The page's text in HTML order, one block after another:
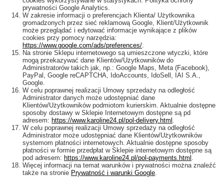
prywatności Google Analytics.
W zakresie informacji o preferencjach Klienta/ Użytkownika
gromadzonych przez sieć reklamową Google, Klient/Użytkownik
może przeglądać i edytować informacje wynikające z plików
cookies przy pomocy narzędzia:
https://www.google.com/ads/preferences/.
Na stronie Sklepu internetowego są umieszczone wtyczki, które
mogą przekazywać dane Klientów/Użytkowników do
Administratorów takich jak, np.: Google Maps, Meta (Facebook),
PayPal, Google reCAPTCHA, IdoAccounts, IdoSell, IAI S.A.,
Google.
W celu poprawnej realizacji Umowy sprzedaży na odległość
Administrator danych może udostępniać dane
Klientów/Użytkowników podmiotom kurierskim. Aktualnie dostępne
sposoby dostawy w Sklepie Internetowym dostępne są pd
adresem: https://www.karoline24.pl/pol-delivery.html .
W celu poprawnej realizacji Umowy sprzedaży na odległość
Administrator może udostępniać dane Klientów/Użytkowników
systemom płatności internetowych. Aktualnie dostępne sposoby
płatności w formie przedpłat w Sklepie internetowym dostępne są
pod adresem: https://www.karoline24.pl/pol-payments.html .
Więcej informacji na temat warunków i prywatności można znaleźć
także na stronie Prywatność i warunki Google.